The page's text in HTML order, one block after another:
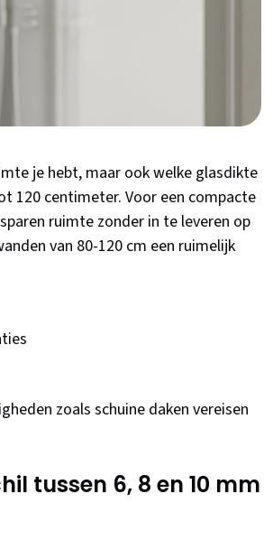
en persoonlijke voorkeuren. Vier
tot ruime
je hebt, maar ook welke glasdikte
120 centimeter. Voor een compacte
ruimte zonder in te leveren op
van 80-120 cm een ruimelijk
zoals schuine daken vereisen
tussen 6, 8 en 10 mm